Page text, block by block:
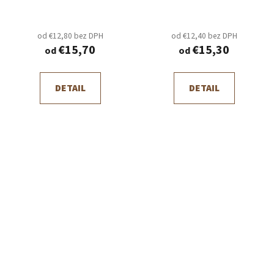
od €12,80 bez DPH
od€15,70
DETAIL
od €12,40 bez DPH
od€15,30
DETAIL